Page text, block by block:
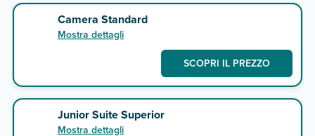
Camera Standard
Mostra dettagli
SCOPRI IL PREZZO
Junior Suite Superior
Mostra dettagli